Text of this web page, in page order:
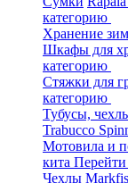
категорию
Хранение
Шкафы для
категорию
Стяжки для
категорию
Тубусы,
Trabucco
Мотовила и
кита
Чехлы